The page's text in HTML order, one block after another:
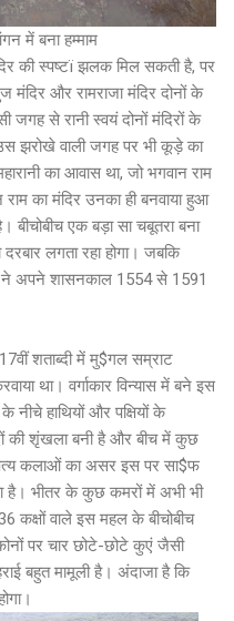
में बना हम्माम
की स्पष्टï झलक मिल सकती है, पर
और रामराजा मंदिर दोनों के
जगह से रानी स्वयं दोनों मंदिरों के
झरोखे वाली जगह पर भी कूड़े का
का आवास था, जो भगवान राम
का मंदिर उनका ही बनवाया हुआ
एक बड़ा सा चबूतरा बना
लगता रहा होगा। जबकि
ने अपने शासनकाल 1554 से 1591
शताब्दी में मु$गल सम्राट
था। वर्गाकार विन्यास में बने इस
नीचे हाथियों और पक्षियों के
शृंखला बनी है और बीच में कुछ
कलाओं का असर इस पर सा$फ
है। भीतर के कुछ कमरों में अभी भी
कक्षों वाले इस महल के बीचोबीच
पर चार छोटे-छोटे कुएं जैसी
बहुत मामूली है। अंदाजा है कि